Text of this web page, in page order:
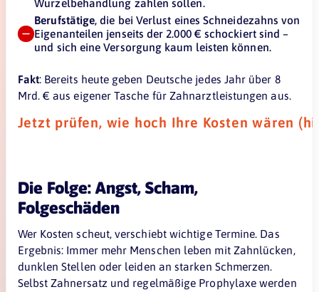
Wurzelbehandlung zahlen sollen.
Berufstätige, die bei Verlust eines Schneidezahns von
Eigenanteilen jenseits der 2.000 € schockiert sind –
und sich eine Versorgung kaum leisten können.
Fakt: Bereits heute geben Deutsche jedes Jahr über 8
Mrd. € aus eigener Tasche für Zahnarztleistungen aus.
Jetzt prüfen, wie hoch Ihre Kosten wären
Die Folge: Angst, Scham,
Folgeschäden
Wer Kosten scheut, verschiebt wichtige Termine. Das
Ergebnis: Immer mehr Menschen leben mit Zahnlücken,
dunklen Stellen oder leiden an starken Schmerzen.
Selbst Zahnersatz und regelmäßige Prophylaxe werden